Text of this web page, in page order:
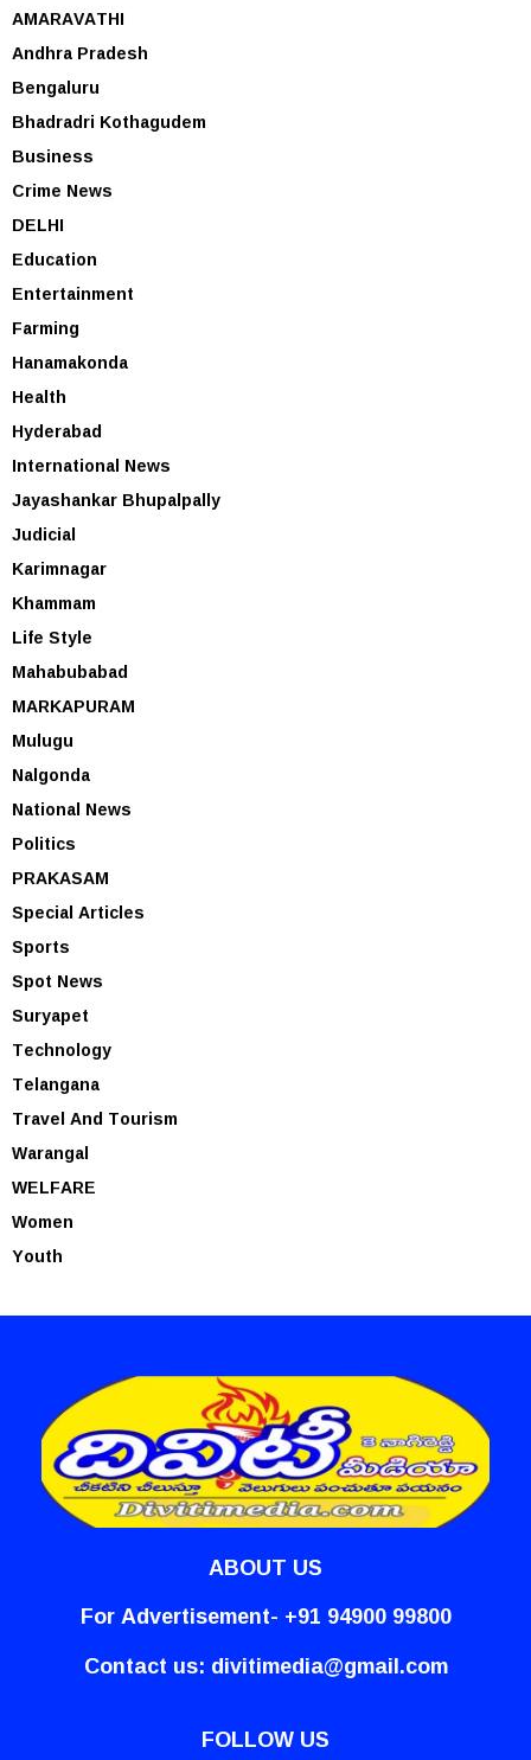
AMARAVATHI
Andhra Pradesh
Bengaluru
Bhadradri Kothagudem
Business
Crime News
DELHI
Education
Entertainment
Farming
Hanamakonda
Health
Hyderabad
International News
Jayashankar Bhupalpally
Judicial
Karimnagar
Khammam
Life Style
Mahabubabad
MARKAPURAM
Mulugu
Nalgonda
National News
Politics
PRAKASAM
Special Articles
Sports
Spot News
Suryapet
Technology
Telangana
Travel And Tourism
Warangal
WELFARE
Women
Youth
ABOUT US
For Advertisement- +91 94900 99800
Contact us: divitimedia@gmail.com
FOLLOW US